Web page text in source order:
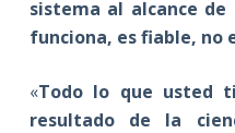
sistema al alcance de
funciona, es fiable, no
«Todo lo que usted
resultado de la